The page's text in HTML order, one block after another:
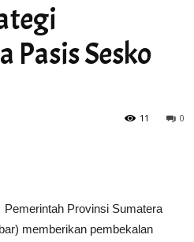
Pasis Sesko
0
11
Provinsi Sumatera
memberikan pembekalan